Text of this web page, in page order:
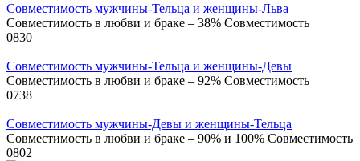
Совместимость мужчины-Тельца и женщины-Льва
Совместимость в любви и браке – 38% Совместимость
0830
Совместимость мужчины-Тельца и женщины-Девы
Совместимость в любви и браке – 92% Совместимость
0738
Совместимость мужчины-Девы и женщины-Тельца
Совместимость в любви и браке – 90% и 100% Совместимость
0802